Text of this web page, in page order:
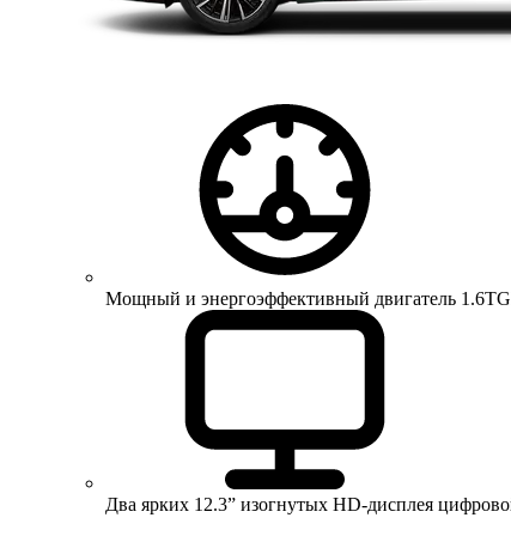
Мощный и энергоэффективный двигатель
Два ярких 12.3” изогнутых HD-дисплея